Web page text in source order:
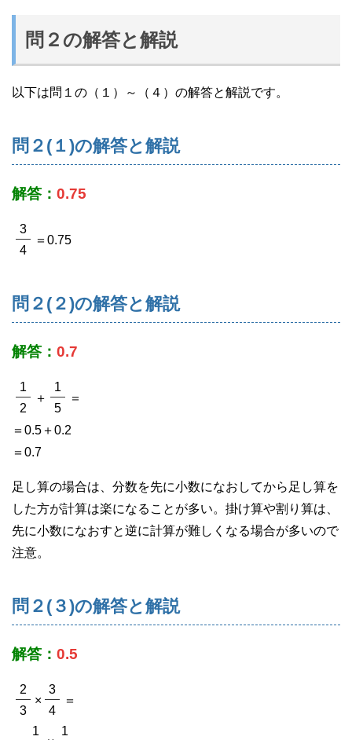
問２の解答と解説
以下は問１の（１）～（４）の解答と解説です。
問２(１)の解答と解説
解答： 0.75
3
4
＝0.75
問２(２)の解答と解説
解答： 0.7
1
2
＋
1
5
＝
＝0.5＋0.2
＝0.7
足し算の場合は、分数を先に小数になおしてから足し算を
した方が計算は楽になることが多い。掛け算や割り算は、
先に小数になおすと逆に計算が難しくなる場合が多いので
注意。
問２(３)の解答と解説
解答： 0.5
2
3
×
3
4
＝
1
1